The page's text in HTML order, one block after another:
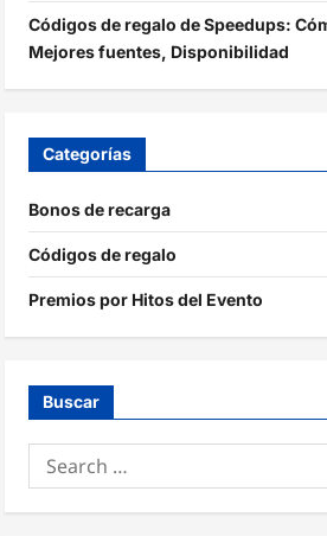
Códigos de regalo de Speedups:
Mejores fuentes, Disponibilidad
Categorías
Bonos de recarga
Códigos de regalo
Premios por Hitos del Evento
Buscar
Search
for: